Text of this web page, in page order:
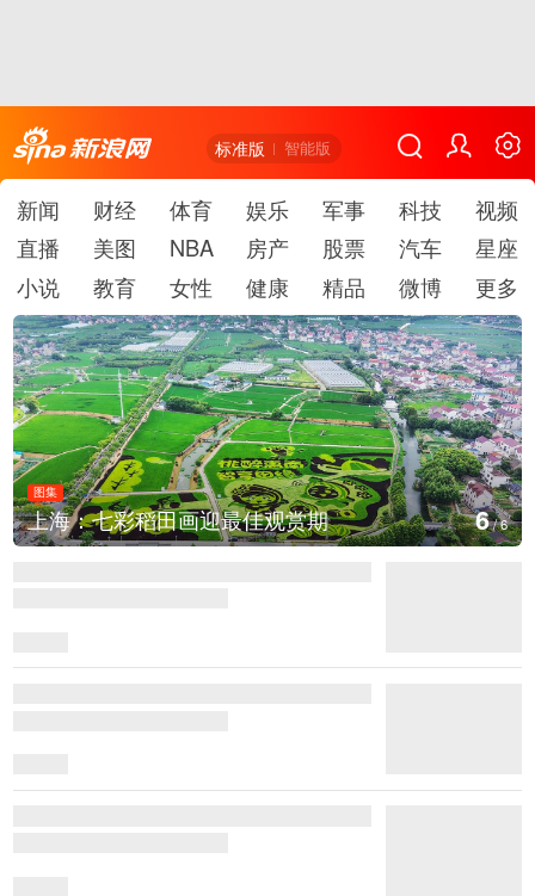
标准版 智能版
新闻 财经 体育 娱乐 军事 科技
视频
直播
美图 NBA 房产 股票 汽车
星座
小说
教育 女性 健康 精品 微博 更多
图集
上海：七彩稻田画迎最佳观赏期 6/6